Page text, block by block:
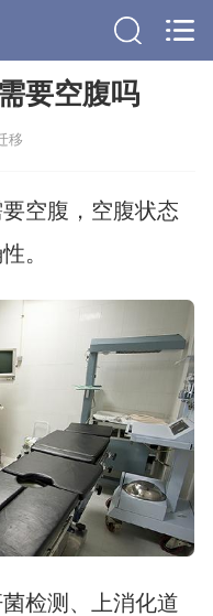
要空腹吗
移
空腹，空腹状态
。
检测、上消化道